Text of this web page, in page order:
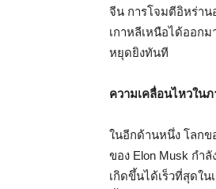
จีน การโจมตีอิหร่าน
เกาหลีเหนือได้ออก
หยุดยิงทันที
ความเคลื่อนไหวใน
ในอีกด้านหนึ่ง โลกข
ของ Elon Musk กำ
เกิดขึ้นได้เร็วที่สุดใ